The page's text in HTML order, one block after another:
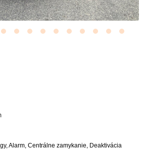
Alarm, Centrálne zamykanie, Deaktivácia